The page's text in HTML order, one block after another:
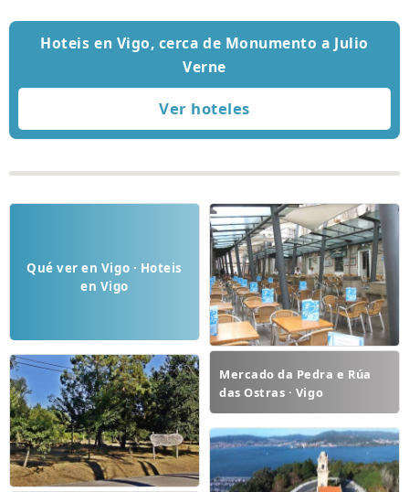
Hoteis en Vigo, cerca de Monumento a Julio
Verne
Qué ver en Vigo · Hoteis
en Vigo
Mercado da Pedra e Rúa
das Ostras · Vigo